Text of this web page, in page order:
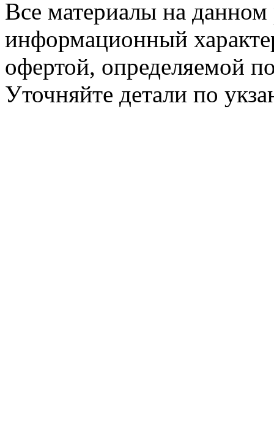
Все материалы на данном
информационный
офертой, определяемой
Уточняйте детали по